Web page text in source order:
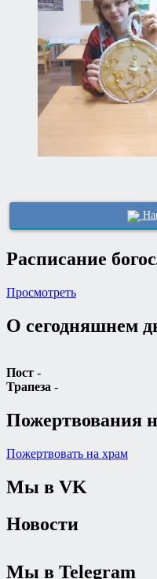
Расписание
Просмотреть
О сегодняшнем
Пост -
Трапеза -
Пожертвования
Пожертвовать на храм
Мы в VK
Новости
Мы в Telegram